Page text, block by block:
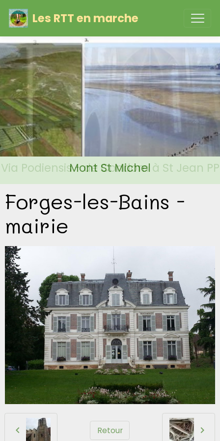
Les RTT en marche
Mont St Michel
Via Podiensis - de Condom à St Jean PP
Forges-les-Bains -
mairie
Retour